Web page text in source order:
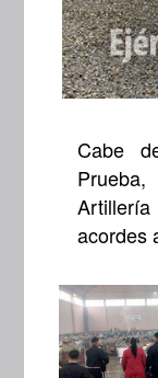
Cabe
acordes